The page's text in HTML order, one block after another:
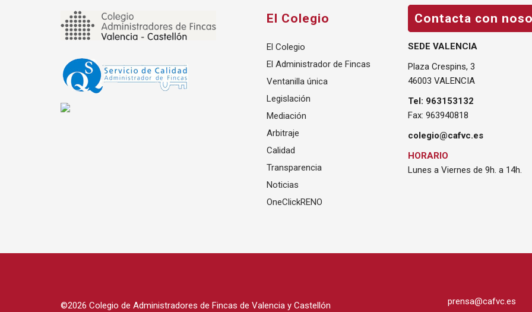
El Colegio
El Colegio
El Administrador de Fincas
Ventanilla única
Legislación
Mediación
Arbitraje
Calidad
Transparencia
Noticias
OneClickRENO
Contacta con
SEDE VALENCIA
Plaza Crespins, 3
46003 VALENCIA
Tel: 963153132
Fax: 963940818
colegio@cafvc.es
HORARIO
Lunes a Viernes de 9h. a 14h.
©2026 Colegio de Administradores de Fincas de Valencia y Castellón prensa@cafvc.es